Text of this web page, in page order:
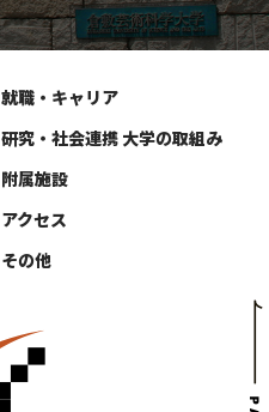
就職・キャリア
研究・社会連携 大学の取組み
附属施設
アクセス
その他